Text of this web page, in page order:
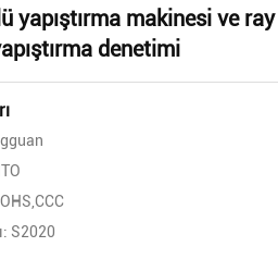
yapıştırma makinesi ve ray
denetimi
S2020